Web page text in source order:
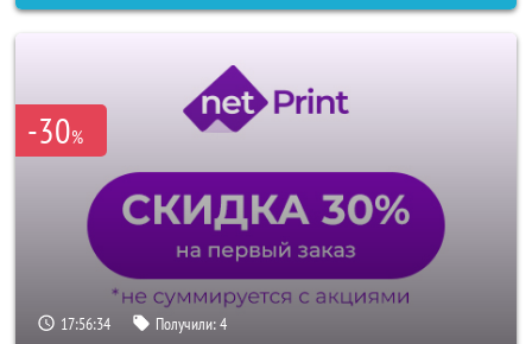
-30%
17:56:32 Получили:4